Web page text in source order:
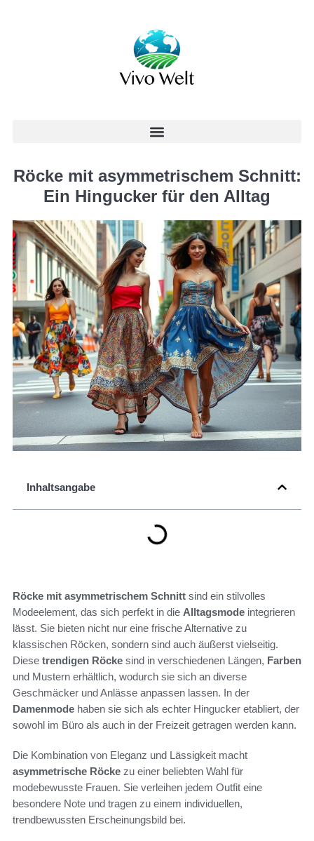
Röcke mit asymmetrischem Schnitt:
Ein Hingucker für den Alltag
Inhaltsangabe
Röcke mit asymmetrischem Schnitt sind ein stilvolles
Modeelement, das sich perfekt in die Alltagsmode integrieren
lässt. Sie bieten nicht nur eine frische Alternative zu
klassischen Röcken, sondern sind auch äußerst vielseitig.
Diese trendigen Röcke sind in verschiedenen Längen, Farben
und Mustern erhältlich, wodurch sie sich an diverse
Geschmäcker und Anlässe anpassen lassen. In der
Damenmode haben sie sich als echter Hingucker etabliert, der
sowohl im Büro als auch in der Freizeit getragen werden kann.
Die Kombination von Eleganz und Lässigkeit macht
asymmetrische Röcke zu einer beliebten Wahl für
modebewusste Frauen. Sie verleihen jedem Outfit eine
besondere Note und tragen zu einem individuellen,
trendbewussten Erscheinungsbild bei.